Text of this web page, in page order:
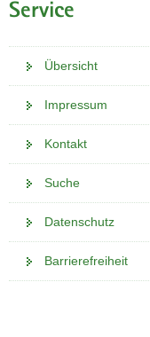
Service
Übersicht
Impressum
Kontakt
Suche
Datenschutz
Barrierefreiheit